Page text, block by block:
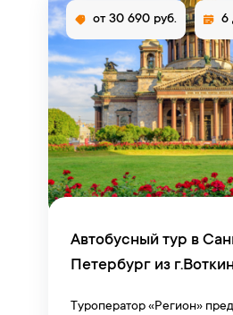
от 30 690 руб. 6
Автобусный тур в
Петербург из
Туроператор «Регион»